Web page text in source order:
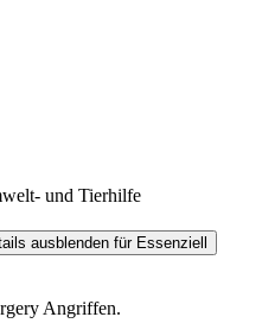
und Tierhilfe
ausblenden für Essenziell
Angriffen.